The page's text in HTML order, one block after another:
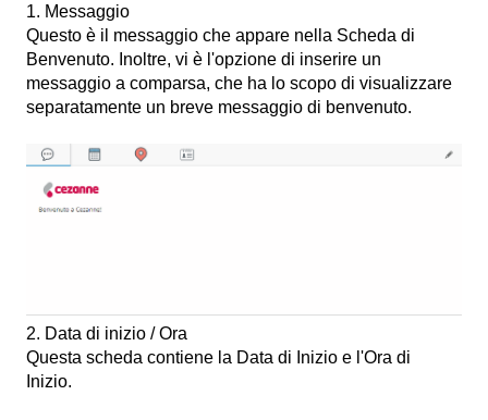
1. Messaggio
Questo è il messaggio che appare nella Scheda di
Benvenuto. Inoltre, vi è l'opzione di inserire un
messaggio a comparsa, che ha lo scopo di visualizzare
separatamente un breve messaggio di benvenuto.
2. Data di inizio / Ora
Questa scheda contiene la Data di Inizio e l'Ora di
Inizio.